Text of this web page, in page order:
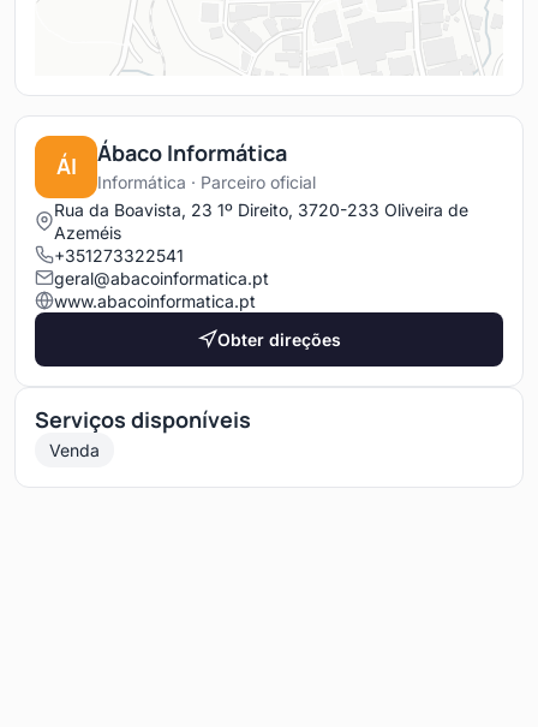
ÁI Ábaco Informática
Informática · Parceiro oficial
Rua da Boavista, 23 1º Direito, 3720-233 Oliveira de
Azeméis
+351273322541
geral@abacoinformatica.pt
www.abacoinformatica.pt
Obter direções
Serviços disponíveis
Venda